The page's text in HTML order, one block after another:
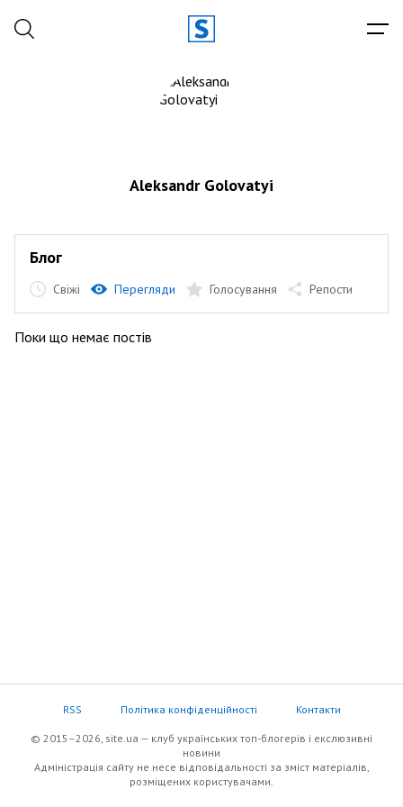
Aleksandr Golovatyi
Блог
Свіжі Перегляди Голосування Репости
Поки що немає постів
RSS Політика конфіденційності Контакти
© 2015–2026, site.ua — клуб українських топ-блогерів i екслюзивнi
новини
Адміністрація сайту не несе відповідальності за зміст матеріалів,
розміщених користувачами.